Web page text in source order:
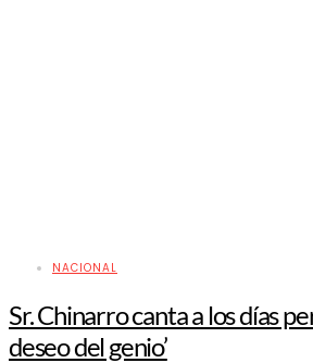
NACIONAL
Sr. Chinarro canta a los días
deseo del genio’